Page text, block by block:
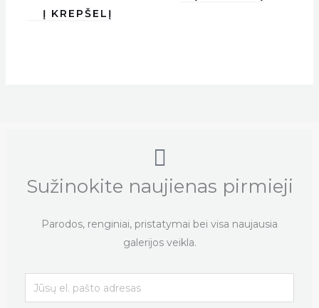
Sužinokite naujienas pirmieji
Parodos, renginiai, pristatymai bei visa naujausia
galerijos veikla.